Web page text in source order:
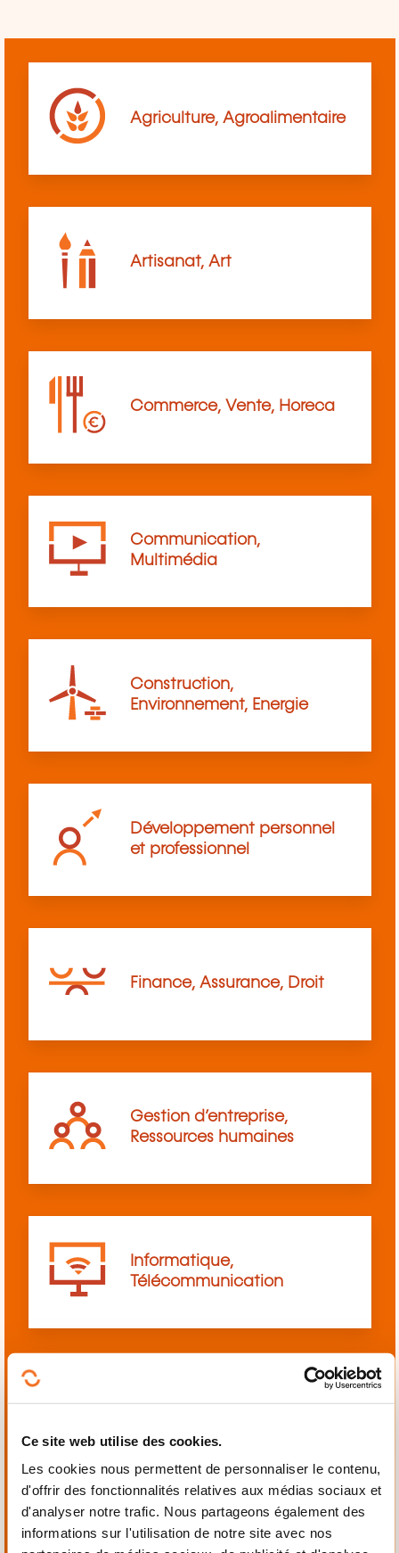
Ce site web utilise des cookies.
Les cookies nous permettent de personnaliser le contenu,
d'offrir des fonctionnalités relatives aux médias sociaux et
d'analyser notre trafic. Nous partageons également des
informations sur l'utilisation de notre site avec nos
Agriculture, Agroalimentaire
Artisanat, Art
Commerce, Vente, Horeca
Communication,
Multimédia
Construction,
Environnement, Energie
Développement personnel
et professionnel
Finance, Assurance, Droit
Gestion d’entreprise,
Ressources humaines
Informatique,
Télécommunication
Mécanique,